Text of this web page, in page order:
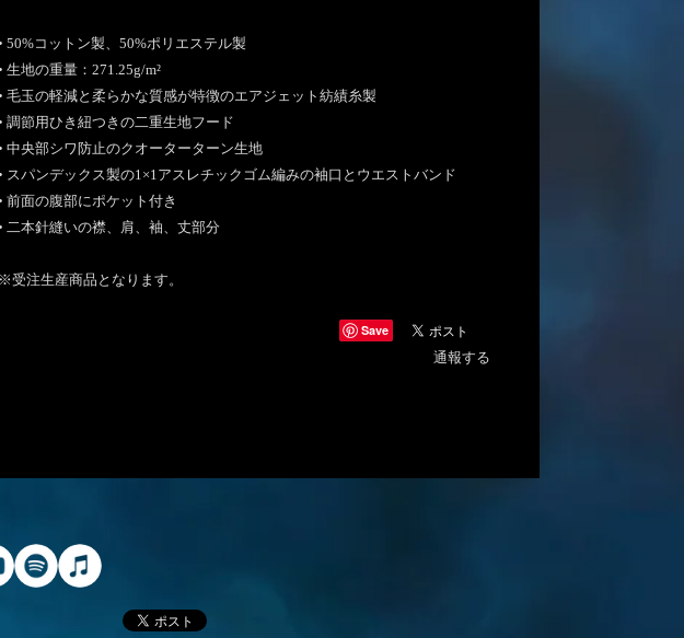
50%コットン製、50%ポリエステル製
生地の重量：271.25g/m²
毛玉の軽減と柔らかな質感が特徴のエアジェット紡績糸製
調節用ひき紐つきの二重生地フード
中央部シワ防止のクオーターターン生地
スパンデックス製の1×1アスレチックゴム編みの袖口とウエストバンド
前面の腹部にポケット付き
二本針縫いの襟、肩、袖、丈部分
※受注生産商品となります。
Save
通報する